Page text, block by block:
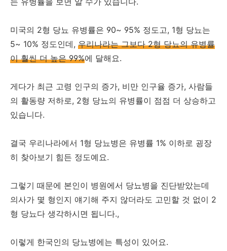
미국의 2형 당뇨 유병률은 90~ 95% 정도고, 1형 당뇨는
5~ 10% 정도인데, 우리나라는 그보다 2형 당뇨의 유병률
이 훨씬 더 높은 99%에 달해요.
게다가 최근 고령 인구의 증가, 비만 인구율 증가, 사람들
의 활동량 저하로, 2형 당뇨의 유병률이 점점 더 상승하고
있습니다.
결국 우리나라에서 1형 당뇨병은 유병률 1% 이하로 굉장
히 찾아보기 힘든 정도예요.
그렇기 때문에 본인이 병원에서 당뇨병을 진단받았는데
의사가 몇 형인지 얘기해 주지 않더라도 고민할 것 없이 2
형 당뇨다 생각하시면 됩니다.,
이렇게 한국인의 당뇨병에는 특성이 있어요.